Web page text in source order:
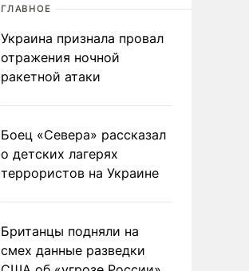
ГЛАВНОЕ
Украина признала провал
отражения ночной
ракетной атаки
Боец «Севера» рассказал
о детских лагерях
террористов на Украине
Британцы подняли на
смех данные разведки